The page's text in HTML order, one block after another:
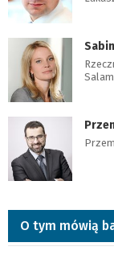
O tym mówią